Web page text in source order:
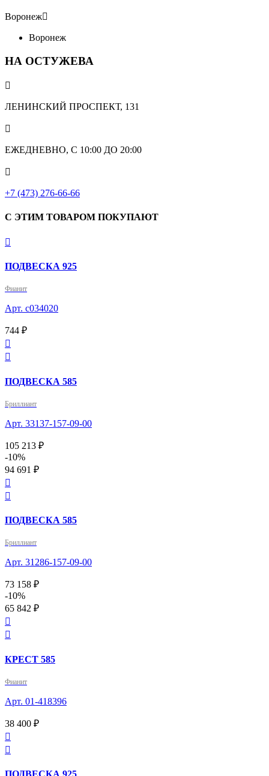
Воронеж
Воронеж
НА ОСТУЖЕВА

ЛЕНИНСКИЙ ПРОСПЕКТ, 131

ЕЖЕДНЕВНО, С 10:00 ДО 20:00

+7 (473) 276-66-66
С ЭТИМ ТОВАРОМ ПОКУПАЮТ

ПОДВЕСКА 925
Фианит
Арт. с034020
744 ₽


ПОДВЕСКА 585
Бриллиант
Арт. 33137-157-09-00
105 213 ₽
-10%
94 691 ₽


ПОДВЕСКА 585
Бриллиант
Арт. 31286-157-09-00
73 158 ₽
-10%
65 842 ₽


КРЕСТ 585
Фианит
Арт. 01-418396
38 400 ₽

